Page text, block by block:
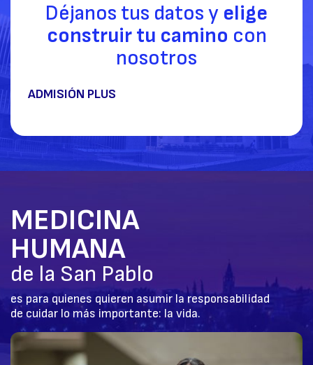
Déjanos tus datos y elige
construir tu camino con
nosotros
ADMISIÓN PLUS
MEDICINA
HUMANA
de la San Pablo
es para quienes quieren asumir la responsabilidad
de cuidar lo más importante: la vida.